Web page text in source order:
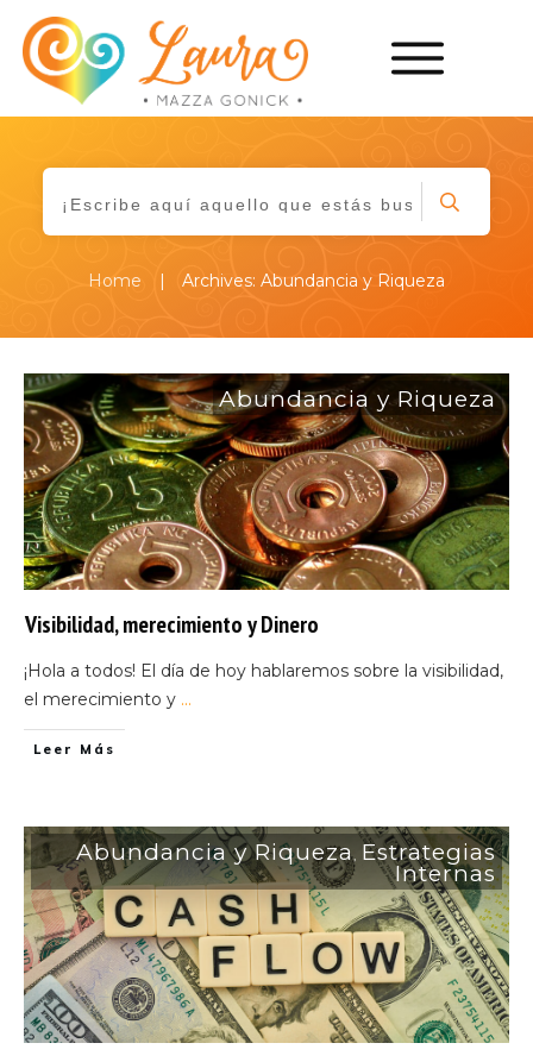
Home | Archives: Abundancia y Riqueza
Abundancia y Riqueza
Visibilidad, merecimiento y Dinero
¡Hola a todos! El día de hoy hablaremos sobre la visibilidad,
el merecimiento y ...
Leer Más
Abundancia y Riqueza, Estrategias
Internas